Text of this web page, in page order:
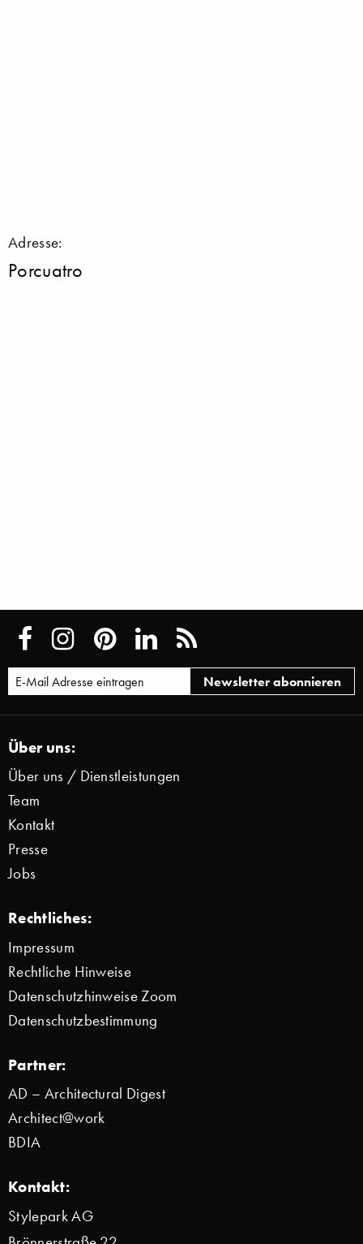
Adresse:
Porcuatro
Über uns:
Über uns / Dienstleistungen
Team
Kontakt
Presse
Jobs
Rechtliches:
Impressum
Rechtliche Hinweise
Datenschutzhinweise Zoom
Datenschutzbestimmung
Partner:
AD – Architectural Digest
Architect@work
BDIA
Kontakt:
Stylepark AG